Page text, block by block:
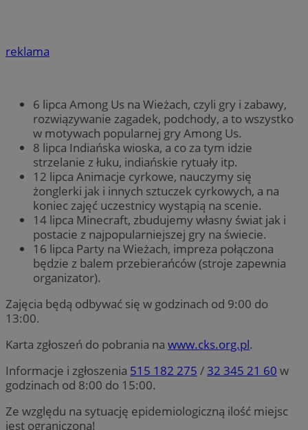
reklama
6 lipca Among Us na Wieżach, czyli gry i zabawy,
rozwiązywanie zagadek, podchody, a to wszystko
w motywach popularnej gry Among Us.
8 lipca Indiańska wioska, a co za tym idzie
strzelanie z łuku, indiańskie rytuały itp.
12 lipca Animacje cyrkowe, nauczymy się
żonglerki jak i innych sztuczek cyrkowych, a na
koniec zajęć uczestnicy wystąpią na scenie.
14 lipca Minecraft, zbudujemy własny świat jak i
postacie z najpopularniejszej gry na świecie.
16 lipca Party na Wieżach, impreza połączona
będzie z balem przebierańców (stroje zapewnia
organizator).
Zajęcia będą odbywać się w godzinach od 9:00 do
13:00.
Karta zgłoszeń do pobrania na www.cks.org.pl.
Informacje i zgłoszenia 515 182 275 /32 345 21 60 w
godzinach od 8:00 do 15:00.
Ze względu na sytuację epidemiologiczną ilość miejsc
jest ograniczona!